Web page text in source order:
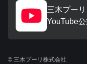
三木プーリ
YouTube
© 三木プーリ株式会社